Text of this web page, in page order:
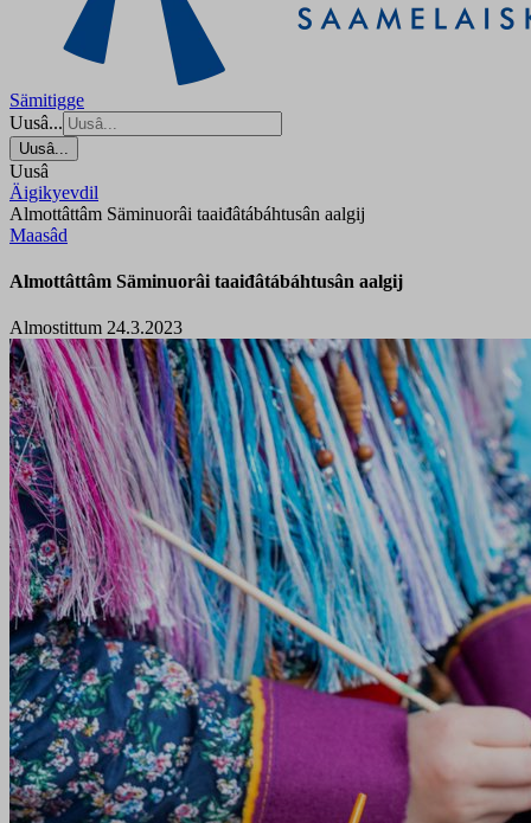
Sämitigge
Uusâ...
Uusâ...
Uusâ
Äigikyevdil
Almottâttâm Säminuorâi taaiđâtábáhtusân aalgij
Maasâd
Almottâttâm Säminuorâi taaiđâtábáhtusân aalgij
Almostittum 24.3.2023